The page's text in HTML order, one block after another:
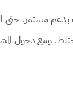
مستمر. حتى
ومع دخول